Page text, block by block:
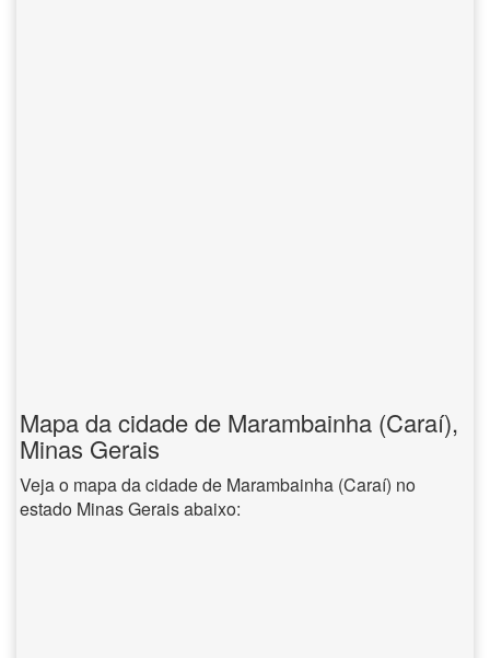
Mapa da cidade de Marambainha (Caraí),
Minas Gerais
Veja o mapa da cidade de Marambainha (Caraí) no
estado Minas Gerais abaixo: